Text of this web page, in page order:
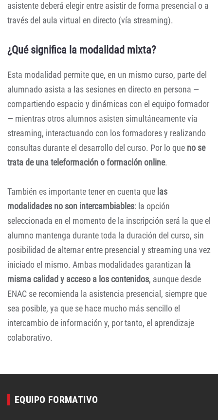
asistente deberá elegir entre asistir de forma presencial o a
través del aula virtual en directo (vía streaming).
¿Qué significa la modalidad mixta?
Esta modalidad permite que, en un mismo curso, parte del
alumnado asista a las sesiones en directo en persona —
compartiendo espacio y dinámicas con el equipo formador
— mientras otros alumnos asisten simultáneamente vía
streaming, interactuando con los formadores y realizando
consultas durante el desarrollo del curso. Por lo que no se
trata de una teleformación o formación online.
También es importante tener en cuenta que las
modalidades no son intercambiables: la opción
seleccionada en el momento de la inscripción será la que el
alumno mantenga durante toda la duración del curso, sin
posibilidad de alternar entre presencial y streaming una vez
iniciado el mismo. Ambas modalidades garantizan la
misma calidad y acceso a los contenidos, aunque desde
ENAC se recomienda la asistencia presencial, siempre que
sea posible, ya que se hace mucho más sencillo el
intercambio de información y, por tanto, el aprendizaje
colaborativo.
EQUIPO FORMATIVO